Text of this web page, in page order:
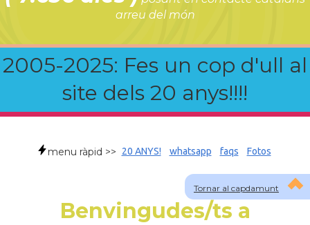
arreu del món
2005-2025: Fes un cop d'ull al
site dels 20 anys!!!!
Tornar al capdamunt
menu ràpid >> 20 ANYS! whatsapp faqs Fotos
Benvingudes/ts a